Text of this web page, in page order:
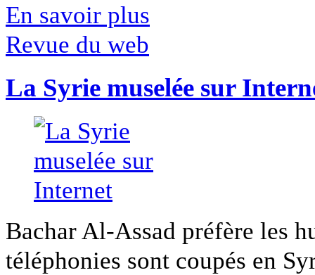
En savoir plus
Revue du web
La Syrie muselée sur
Bachar Al-Assad préfère les
téléphonies sont coupés en